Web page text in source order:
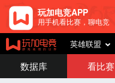
玩加电竞APP
用手机看比赛，聊电竞
英雄联盟
数据库 看比赛